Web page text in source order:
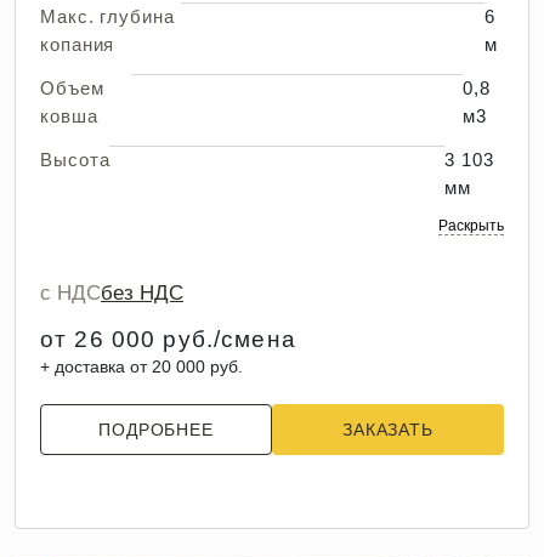
Макс. глубина
копания
6
м
Объем
ковша
0,8
м3
Высота
3 103
мм
Раскрыть
с НДСбез НДС
от 26 000 руб./смена
+ доставка от 20 000 руб.
ПОДРОБНЕЕ ЗАКАЗАТЬ